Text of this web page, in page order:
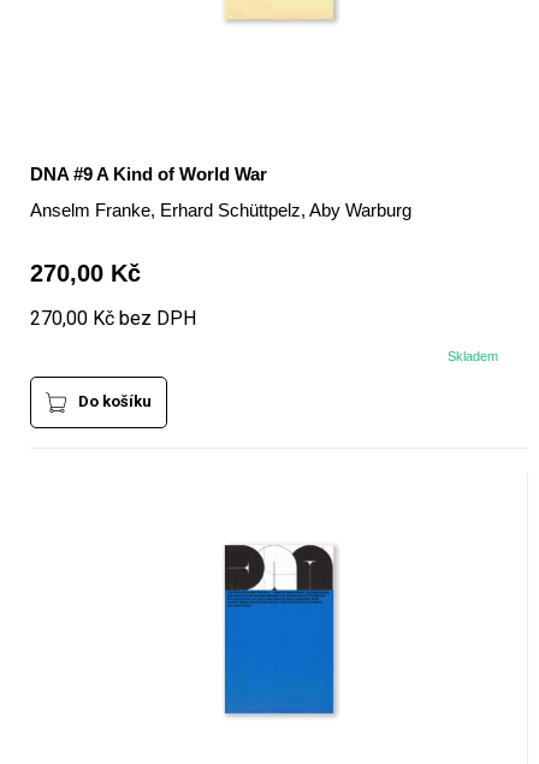
DNA #9 A Kind of World War
Anselm Franke, Erhard Schüttpelz, Aby Warburg
270,00 Kč
270,00 Kč bez DPH
Skladem
Do košíku